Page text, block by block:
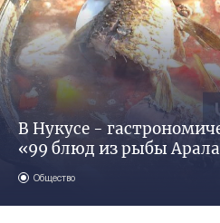
В Нукусе -
«99 блюд из рыбы
Общество